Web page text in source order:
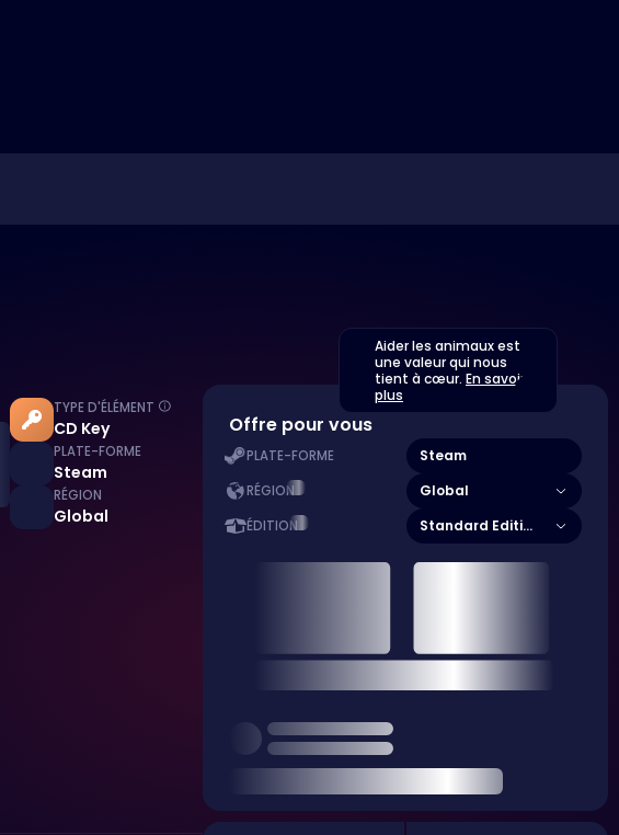
TYPE D'ÉLÉMENT
CD Key
PLATE-FORME
Steam
RÉGION
Global
Aider les animaux est
une valeur qui nous
tient à cœur. En savoir
plus
Offre pour vous
PLATE-FORME Steam
RÉGION Global
ÉDITION Standard Edition